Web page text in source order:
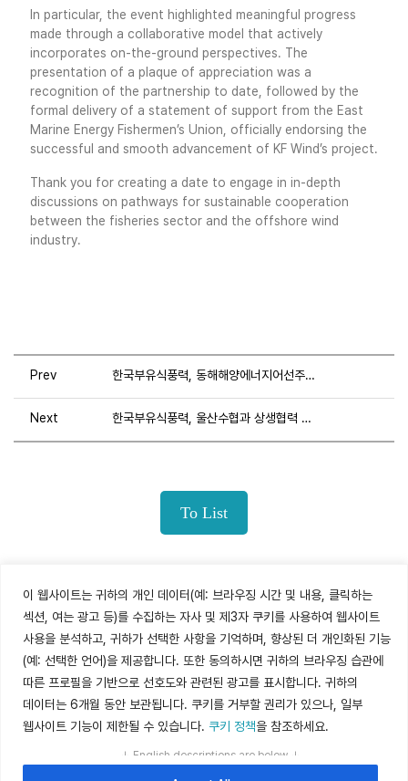
이 웹사이트는 귀하의 개인 데이터(예: 브라우징 시간 및 내용, 클릭하는
섹션, 여는 광고 등)를 수집하는 자사 및 제3자 쿠키를 사용하여 웹사이트
사용을 분석하고, 귀하가 선택한 사항을 기억하며, 향상된 더 개인화된 기능
(예: 선택한 언어)을 제공합니다. 또한 동의하시면 귀하의 브라우징 습관에
따른 프로필을 기반으로 선호도와 관련된 광고를 표시합니다. 귀하의
데이터는 6개월 동안 보관됩니다. 쿠키를 거부할 권리가 있으나, 일부
웹사이트 기능이 제한될 수 있습니다. 쿠키 정책을 참조하세요.
↓ English descriptions are below ↓
In particular, the event highlighted meaningful progress
made through a collaborative model that actively
incorporates on-the-ground perspectives. The
presentation of a plaque of appreciation was a
recognition of the partnership to date, followed by the
formal delivery of a statement of support from the East
Marine Energy Fishermen’s Union, officially endorsing the
successful and smooth advancement of KF Wind’s project.
Thank you for creating a date to engage in in-depth
discussions on pathways for sustainable cooperation
between the fisheries sector and the offshore wind
industry.
Prev 한국부유식풍력, 동해해양에너지어선주연합과 연말 감사 행사 통해 협력 의지 재확인
Next 한국부유식풍력, 울산수협과 상생협력 양해각서 체결
To List
한국부유식풍력㈜ / 이스트블루파워㈜
44726, 울산 남구 삼산로 182, 보림타워 16층(남구 달동 117-4)
T. 052-227-5400 F. 052-227-5401
개인정보처리방침|쿠키정책